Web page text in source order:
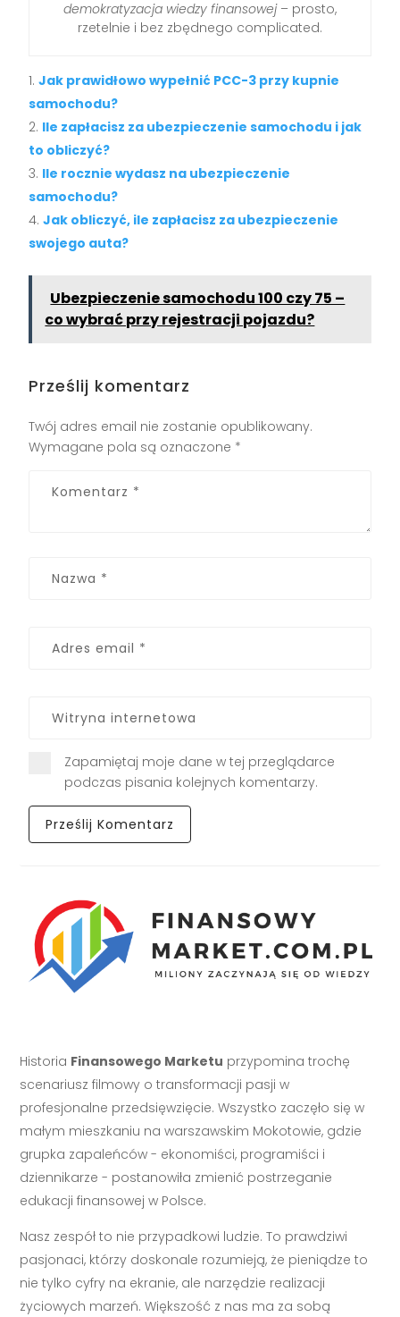
demokratyzacja wiedzy finansowej– prosto,
rzetelnie i bez zbędnego complicated.
Jak prawidłowo wypełnić PCC-3 przy kupnie
samochodu?
Ile zapłacisz za ubezpieczenie samochodu i jak
to obliczyć?
Ile rocznie wydasz na ubezpieczenie
samochodu?
Jak obliczyć, ile zapłacisz za ubezpieczenie
swojego auta?
Ubezpieczenie samochodu 100 czy 75 –
co wybrać przy rejestracji pojazdu?
Prześlij komentarz
Twój adres email nie zostanie opublikowany.
Wymagane pola są oznaczone *
Zapamiętaj moje dane w tej przeglądarce
podczas pisania kolejnych komentarzy.
Historia Finansowego Marketu przypomina trochę
scenariusz filmowy o transformacji pasji w
profesjonalne przedsięwzięcie. Wszystko zaczęło się w
małym mieszkaniu na warszawskim Mokotowie, gdzie
grupka zapaleńców - ekonomiści, programiści i
dziennikarze - postanowiła zmienić postrzeganie
edukacji finansowej w Polsce.
Nasz zespół to nie przypadkowi ludzie. To prawdziwi
pasjonaci, którzy doskonale rozumieją, że pieniądze to
nie tylko cyfry na ekranie, ale narzędzie realizacji
życiowych marzeń. Większość z nas ma za sobą